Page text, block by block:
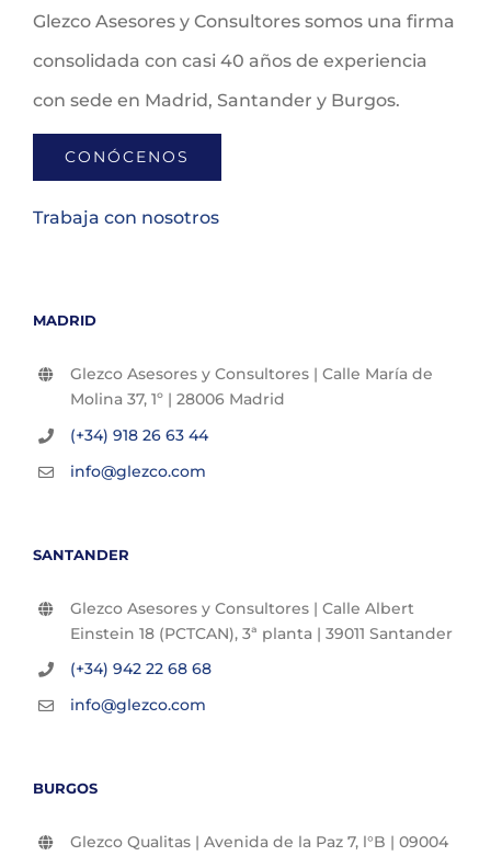
Glezco Asesores y Consultores somos una firma
consolidada con casi 40 años de experiencia
con sede en Madrid, Santander y Burgos.
CONÓCENOS
Trabaja con nosotros
MADRID
Glezco Asesores y Consultores | Calle María de
Molina 37, 1º | 28006 Madrid
(+34) 918 26 63 44
info@glezco.com
SANTANDER
Glezco Asesores y Consultores | Calle Albert
Einstein 18 (PCTCAN), 3ª planta | 39011 Santander
(+34) 942 22 68 68
info@glezco.com
BURGOS
Glezco Qualitas | Avenida de la Paz 7, l°B | 09004